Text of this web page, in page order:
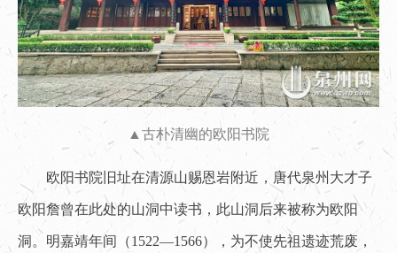
▲古朴清幽的欧阳书院
欧阳书院旧址在清源山赐恩岩附近，唐代泉州大才子
欧阳詹曾在此处的山洞中读书，此山洞后来被称为欧阳
洞。明嘉靖年间（1522—1566），为不使先祖遗迹荒废，